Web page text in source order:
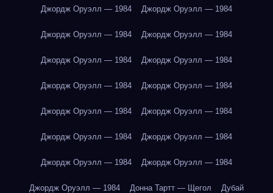
Джордж Оруэлл — 1984 Джордж Оруэлл — 1984
Джордж Оруэлл — 1984 Джордж Оруэлл — 1984
Джордж Оруэлл — 1984 Джордж Оруэлл — 1984
Джордж Оруэлл — 1984 Джордж Оруэлл — 1984
Джордж Оруэлл — 1984 Джордж Оруэлл — 1984
Джордж Оруэлл — 1984 Джордж Оруэлл — 1984
Джордж Оруэлл — 1984 Джордж Оруэлл — 1984
Джордж Оруэлл — 1984 Донна Тартт — Щегол Дубай